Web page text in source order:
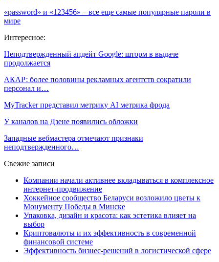
«password» и «123456» – все еще самые популярные пароли в
мире
Интересное:
Неподтвержденный апдейт Google: шторм в выдаче
продолжается
АКАР: более половины рекламных агентств сократили
персонал и…
MyTracker представил метрику AI метрика фрода
У каналов на Дзене появились обложки
Западные вебмастера отмечают признаки
неподтвержденного…
Свежие записи
Компании начали активнее вкладываться в комплексное
интернет-продвижение
Хоккейное сообщество Беларуси возложило цветы к
Монументу Победы в Минске
Упаковка, дизайн и красота: как эстетика влияет на
выбор
Криптовалюты и их эффективность в современной
финансовой системе
Эффективность бизнес-решений в логистической сфере